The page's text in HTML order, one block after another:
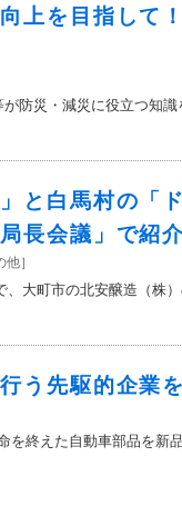
上を目指して
防災・減災に役立つ知識
と白馬村の「
長会議」で紹
他］
大町市の北安醸造（株
う先駆的企業
終えた自動車部品を新